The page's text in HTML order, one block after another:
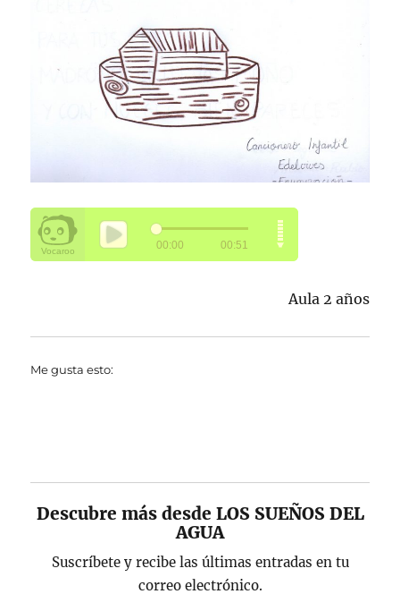
Aula 2 años
Me gusta esto:
Descubre más desde LOS SUEÑOS DEL
AGUA
Suscríbete y recibe las últimas entradas en tu
correo electrónico.